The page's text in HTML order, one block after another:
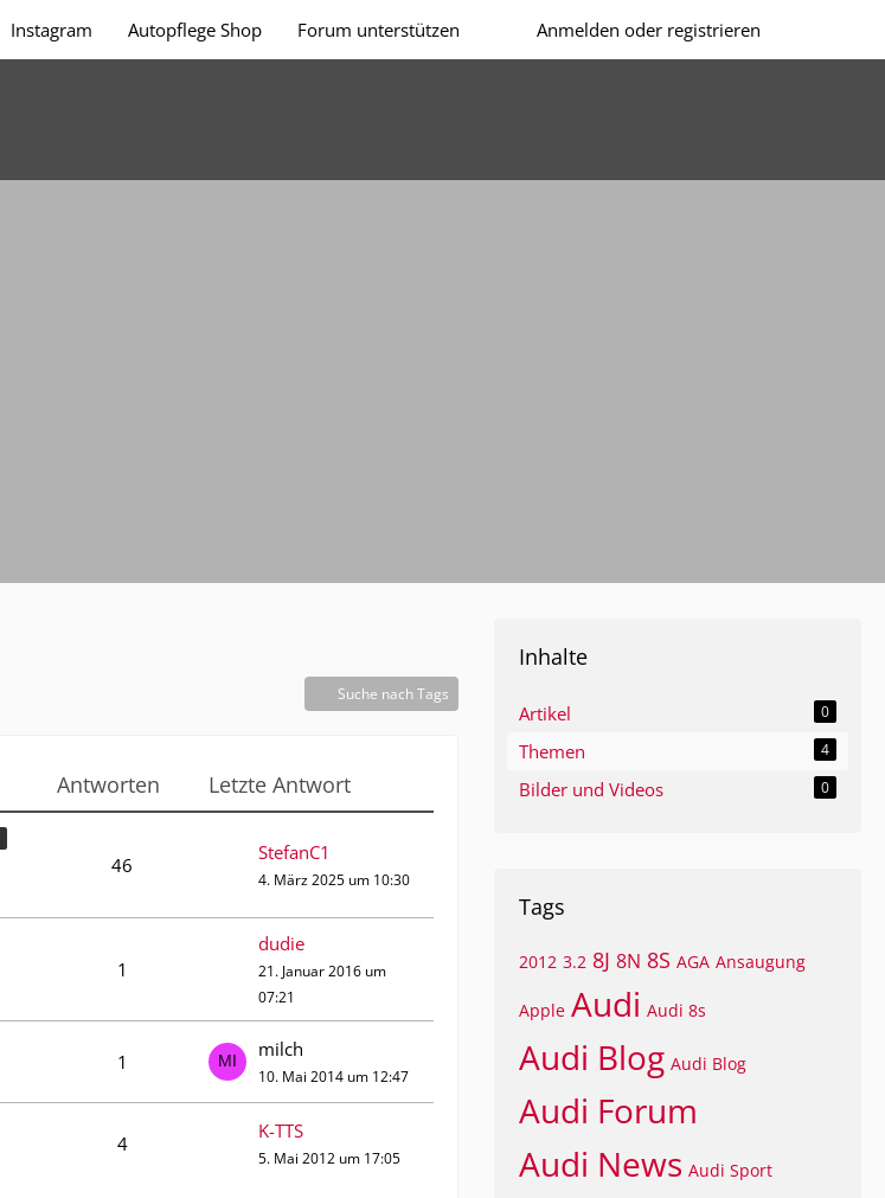
Instagram Autopflege Shop Forum unterstützen Anmelden oder registrieren
Suche nach Tags
Antworten Letzte Antwort
46
StefanC1
4. März 2025 um 10:30
1
dudie
21. Januar 2016 um
07:21
1
milch
10. Mai 2014 um 12:47
4
K-TTS
5. Mai 2012 um 17:05
Inhalte
Artikel 0
Themen 4
Bilder und Videos 0
Tags
2012 3.2 8J 8N 8S AGA Ansaugung
Apple Audi Audi 8s
Audi Blog Audi Blog
Audi Forum
Audi News Audi Sport